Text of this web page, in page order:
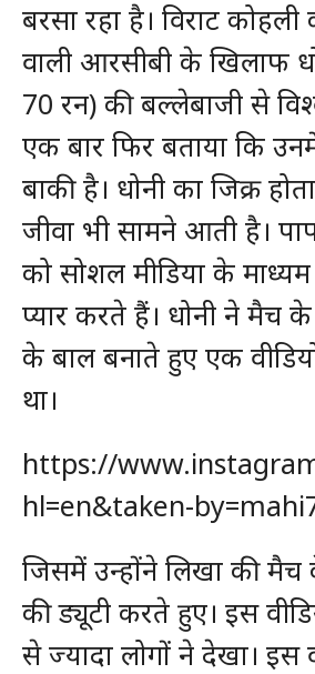
बरसा रहा है। विराट
वाली आरसीबी के खिलाफ
70 रन) की बल्लेबाजी से
एक बार फिर बताया कि
बाकी है। धोनी का जिक्र
जीवा भी सामने आती है।
को सोशल मीडिया के
प्यार करते हैं। धोनी ने मैच के
के बाल बनाते हुए एक
था।
https://
hl=en&taken-
जिसमें उन्होंने लिखा की मैच
की ड्यूटी करते हुए। इस
से ज्यादा लोगों ने देखा। इस